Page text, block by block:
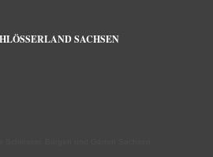
SACHSEN